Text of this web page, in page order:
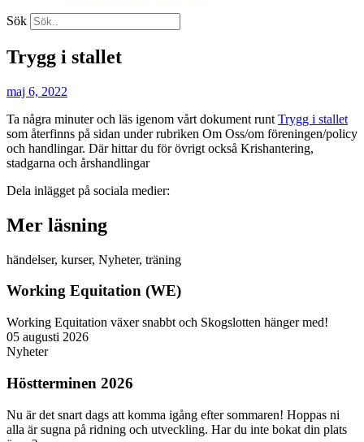
Sök
Trygg i stallet
maj 6, 2022
Ta några minuter och läs igenom vårt dokument runt Trygg i stallet
som återfinns på sidan under rubriken Om Oss/om föreningen/policy
och handlingar. Där hittar du för övrigt också Krishantering,
stadgarna och årshandlingar
Dela inlägget på sociala medier:
Mer läsning
händelser, kurser, Nyheter, träning
Working Equitation (WE)
Working Equitation växer snabbt och Skogslotten hänger med!
05 augusti 2026
Nyheter
Höstterminen 2026
Nu är det snart dags att komma igång efter sommaren! Hoppas ni
alla är sugna på ridning och utveckling. Har du inte bokat din plats